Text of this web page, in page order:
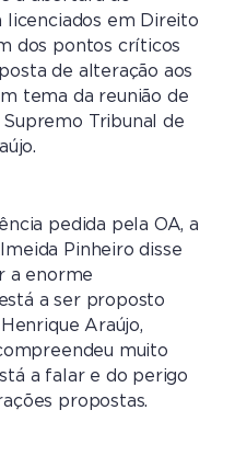
licenciados em Direito
dos pontos críticos
de alteração aos
tema da reunião de
Tribunal de
pedida pela OA, a
Pinheiro disse
a enorme
a ser proposto
Araújo,
muito
a falar e do perigo
propostas.